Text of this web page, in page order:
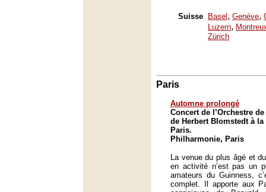
Suisse Basel , Genève,
Luzern,
Zürich
Paris
Automne prolongé
Concert de l’Orchestre
de Herbert Blomstedt à
Paris.
Philharmonie, Paris
La venue du plus âgé et
en activité n’est pas un
amateurs du Guinness,
complet. Il apporte aux